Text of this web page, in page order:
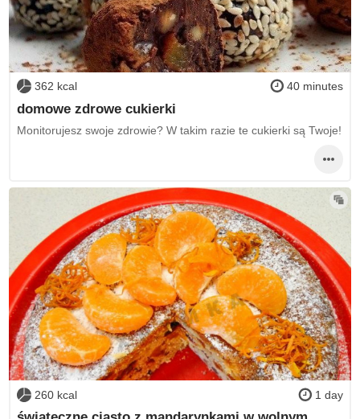
362 kcal 40 minutes
domowe zdrowe cukierki
Monitorujesz swoje zdrowie? W takim razie te cukierki są Twoje!
260 kcal 1 day